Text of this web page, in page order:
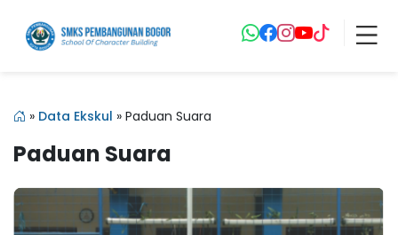
» Data Ekskul » Paduan Suara
Paduan Suara